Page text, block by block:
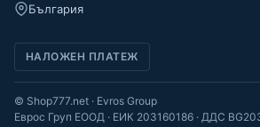
България
НАЛОЖЕН ПЛАТЕЖ
© Shop777.net · Evros Group
Еврос Груп ЕООД · ЕИК 203160186 · ДДС